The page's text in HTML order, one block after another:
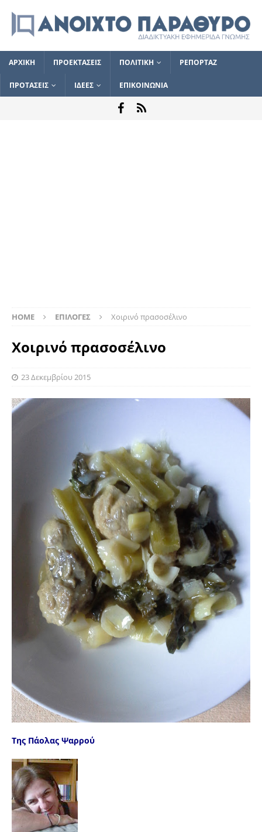
ΑΡΧΙΚΗ ΠΡΟΕΚΤΑΣΕΙΣ ΠΟΛΙΤΙΚΗ ΡΕΠΟΡΤΑΖ
ΠΡΟΤΑΣΕΙΣ ΙΔΕΕΣ ΕΠΙΚΟΙΝΩΝΙΑ
HOME ΕΠΙΛΟΓΕΣ Χοιρινό πρασοσέλινο
Χοιρινό πρασοσέλινο
23 Δεκεμβρίου 2015
Της Πάολας Ψαρρού